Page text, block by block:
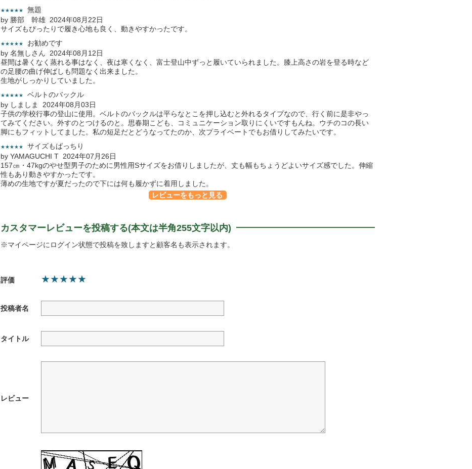
★★★★★
無題
by 勝部 幹雄 2024年08月22日
サイズもぴったりで履き心地も良く、動きやすかったです。
★★★★★
お勧めです
by 名無しさん 2024年08月12日
昼間は暑くなく蒸れる事はなく、夜は寒くなく、富士登山中ずっと履いていられました。膝上高さの岩を登る時など
の足腰の曲げ伸ばしも問題なく出来ました。
生地がしっかりしていました。
★★★★★
ベルトのバックル
by しましま 2024年08月03日
子供の学校行事の登山に使用。ベルトのバックルは平らなとこを押し込むと外れるタイプなので、行く前に是非やっ
てみてください。外すのとつけるのと。思春期こども、コミュニケーション取りにくいですもんね。ウチのコの長い
脚にもフィットしてました。私の短足だとどうなってたのか、次プライベートでもお借りしてみたいです。
★★★★★
サイズもばっちり
by YAMAGUCHI T 2024年07月26日
157㎝・47kgのやせ型男子のために男性用Sサイズをお借りしましたが、丈も幅もちょうどよいサイズ感でした。伸縮
性もあり動きやすかったです。
薄めの生地ですが夏だったので下には何も履かずに着用しました。
レビューをもっと見る
カスタマーレビューを投稿する(本文は半角255文字以内)
※マイページにログイン状態で投稿を致しますと顧客名も表示されます。
評価 ★★★★★
投稿者名
タイトル
レビュー